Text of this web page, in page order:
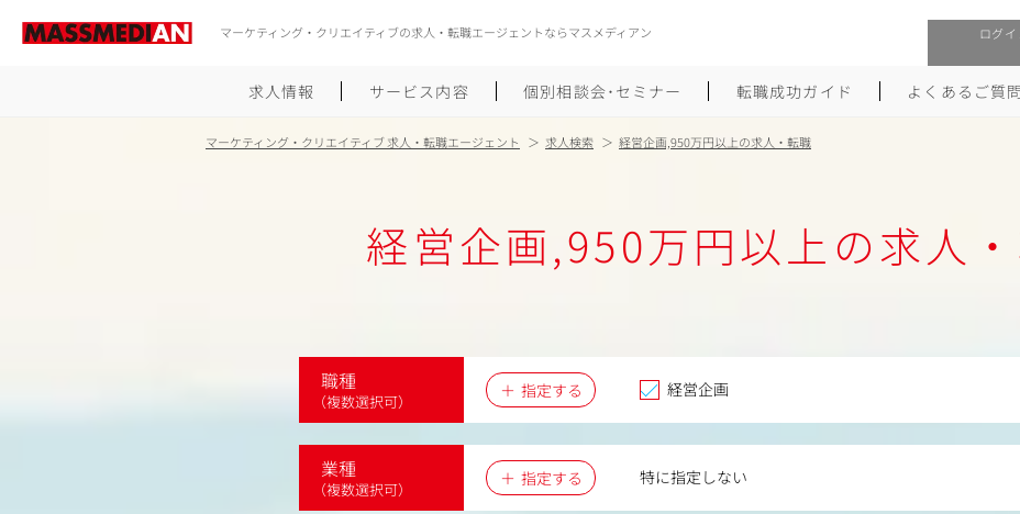
マーケティング・クリエイティブの求人・転職エージェントならマスメディアン ログイ
求人情報 サービス内容 個別相談会･セミナー 転職成功ガイド
履歴書のつくり方
面接対策
未経験から広告業界への転職
大手広告会社への転職
Uターン･Iターン転職
よくあるご質問
マーケティング・クリエイティブ 求人・転職エージェント 求人検索 経営企画,950万円以上の求人・転職
経営企画,950万円以上の求人
職種
（複数選択可）
指定する 経営企画
業種
（複数選択可）
指定する 特に指定しない